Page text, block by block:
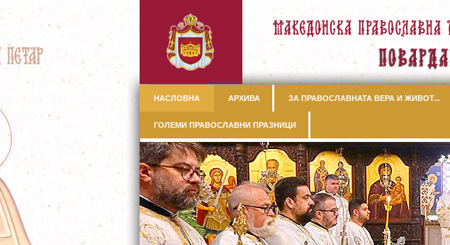
НАСЛОВНА АРХИВА ЗА ПРАВОСЛАВНАТА ВЕРА И ЖИВОТ...
ГОЛЕМИ ПРАВОСЛАВНИ ПРАЗНИЦИ